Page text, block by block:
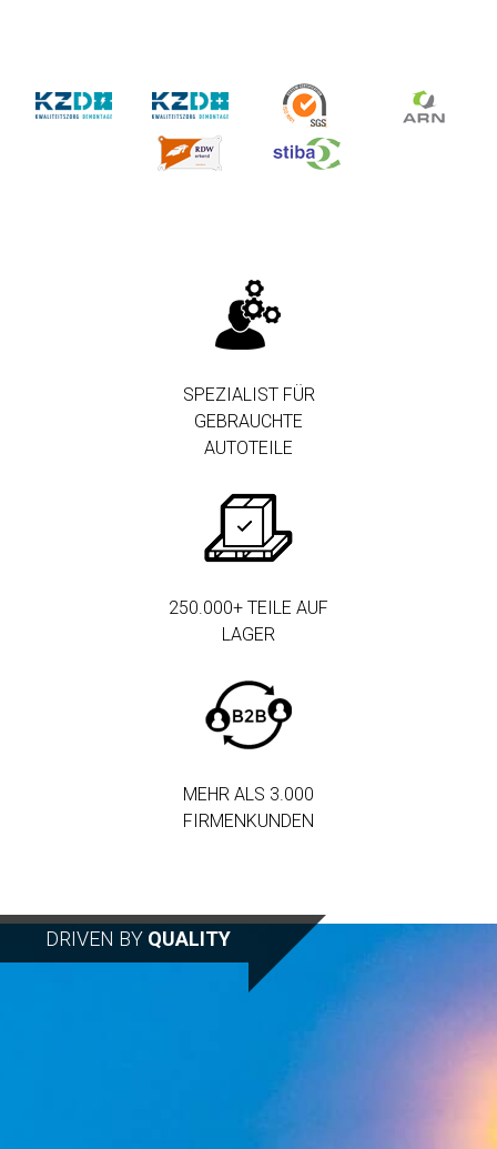
SPEZIALIST FÜR
GEBRAUCHTE
AUTOTEILE
250.000+ TEILE AUF
LAGER
MEHR ALS 3.000
FIRMENKUNDEN
DRIVEN BY QUALITY